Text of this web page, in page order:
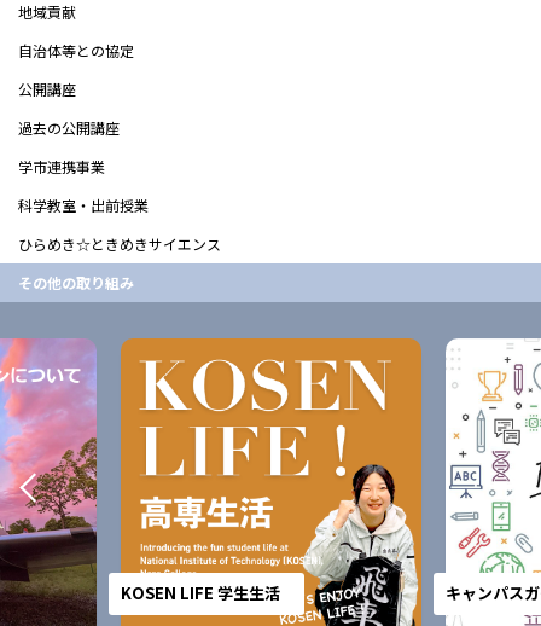
地域貢献
自治体等との協定
公開講座
過去の公開講座
学市連携事業
科学教室・出前授業
ひらめき☆ときめきサイエンス
その他の取り組み
KOSEN LIFE 学生生活 キャンパス